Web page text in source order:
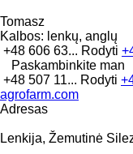
Tomasz
Kalbos: lenkų, anglų
+48 606 63... Rodyti
Paskambinkite man
+48 507 11... Rodyti
agrofarm.com
Adresas
Lenkija, Žemutinė